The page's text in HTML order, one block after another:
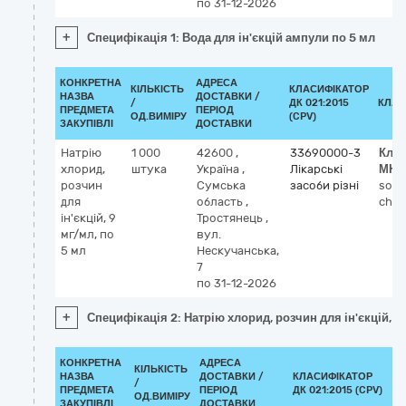
по 31-12-2026
+ Специфікація 1: Вода для ін'єкцій ампули по 5 мл
КОНКРЕТНА
НАЗВА
ПРЕДМЕТА
ЗАКУПІВЛІ
КІЛЬКІСТЬ
/
ОД.ВИМІРУ
АДРЕСА
ДОСТАВКИ /
ПЕРІОД
ДОСТАВКИ
КЛАСИФІКАТОР
ДК 021:2015
(CPV)
Натрію
хлорид,
розчин
для
ін'єкцій, 9
мг/мл, по
5 мл
1 000
штука
42600 ,
Україна ,
Сумська
область ,
Тростянець ,
вул.
Нескучанська,
7
по 31-12-2026
33690000-3
Лікарські
засоби різні
МНН
+ Специфікація 2: Натрію хлорид, розчин для ін'єкцій,
КОНКРЕТНА
НАЗВА
ПРЕДМЕТА
КІЛЬКІСТЬ
/
ОД.ВИМІРУ
АДРЕСА
ДОСТАВКИ /
ПЕРІОД
КЛАСИФІКАТОР
ДК 021:2015 (CPV)